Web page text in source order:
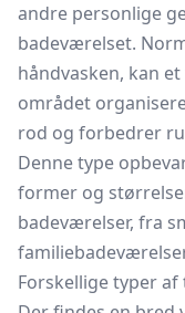
andre personlige
badeværelset.
håndvasken, kan
området
rod og forbedrer
Denne type
former og
badeværelser, fra
Forskellige typer